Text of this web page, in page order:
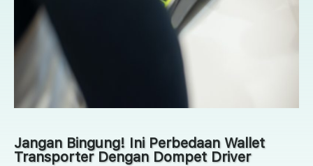
Jangan Bingung! Ini Perbedaan Wallet
Transporter Dengan Dompet Driver